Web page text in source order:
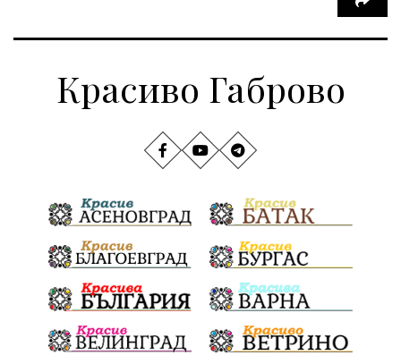
Красиво Габрово